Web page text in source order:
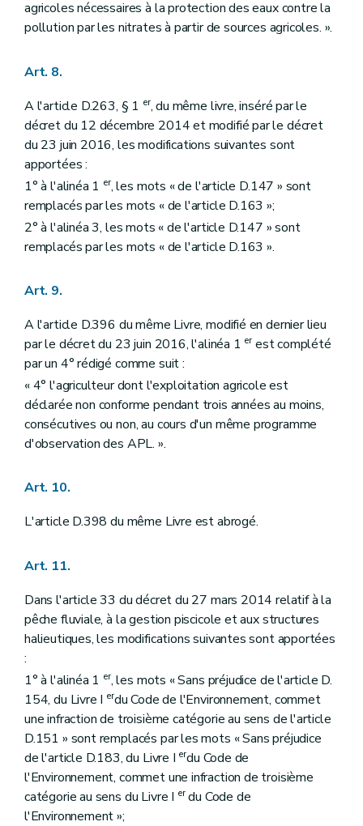
agricoles nécessaires à la protection des eaux contre la
pollution par les nitrates à partir de sources agricoles. ».
Art. 8.
A l'article D.263, § 1 er, du même livre, inséré par le
décret du 12 décembre 2014 et modifié par le décret
du 23 juin 2016, les modifications suivantes sont
apportées :
1° à l'alinéa 1 er, les mots « de l'article D.147 » sont
remplacés par les mots « de l'article D.163 »;
2° à l'alinéa 3, les mots « de l'article D.147 » sont
remplacés par les mots « de l'article D.163 ».
Art. 9.
A l'article D.396 du même Livre, modifié en dernier lieu
par le décret du 23 juin 2016, l'alinéa 1 erest complété
par un 4° rédigé comme suit :
« 4° l'agriculteur dont l'exploitation agricole est
déclarée non conforme pendant trois années au moins,
consécutives ou non, au cours d'un même programme
d'observation des APL. ».
Art. 10.
L'article D.398 du même Livre est abrogé.
Art. 11.
Dans l'article 33 du décret du 27 mars 2014 relatif à la
pêche fluviale, à la gestion piscicole et aux structures
halieutiques, les modifications suivantes sont apportées
:
1° à l'alinéa 1 er, les mots « Sans préjudice de l'article D.
154, du Livre I erdu Code de l'Environnement, commet
une infraction de troisième catégorie au sens de l'article
D.151 » sont remplacés par les mots « Sans préjudice
de l'article D.183, du Livre I erdu Code de
l'Environnement, commet une infraction de troisième
catégorie au sens du Livre I erdu Code de
l'Environnement »;